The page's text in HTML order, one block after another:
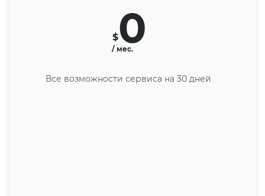
$0
/ мес.
Все возможности сервиса на 30 дней